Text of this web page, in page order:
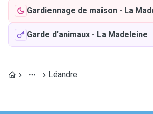
Gardiennage de maison - La
Garde d'animaux - La Madeleine
Léandre